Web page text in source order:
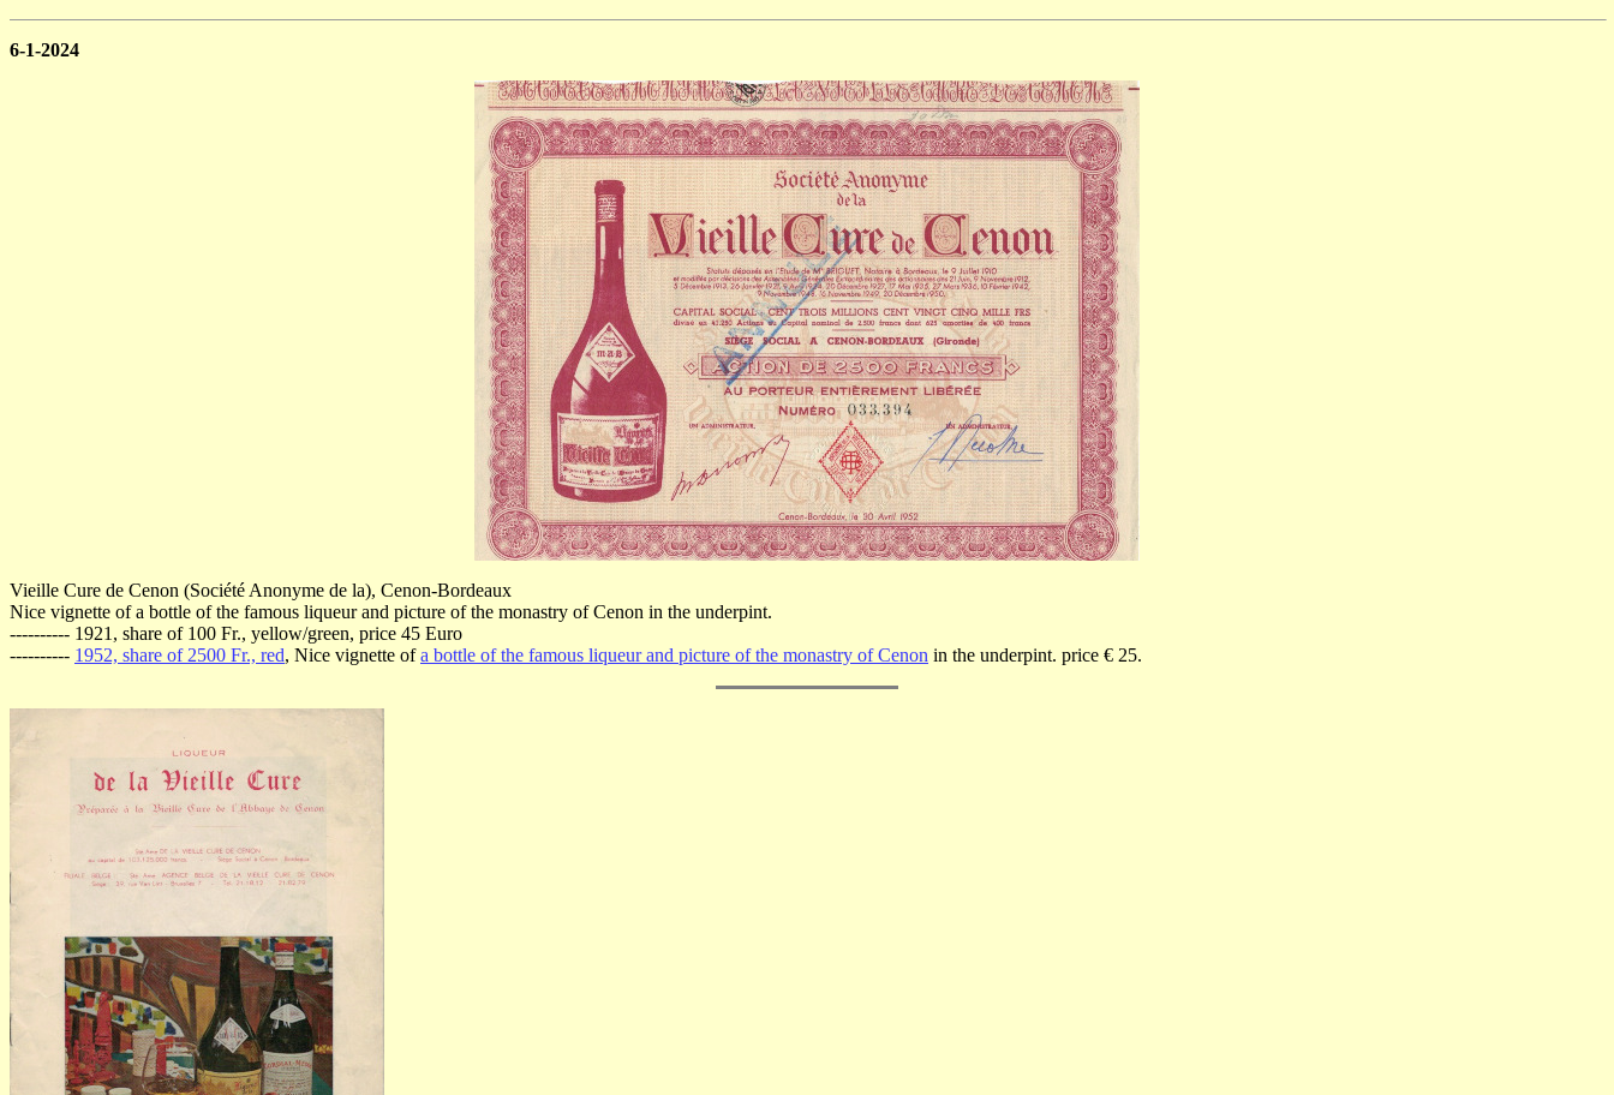
6-1-2024
Vieille Cure de Cenon (Société Anonyme de la), Cenon-Bordeaux
Nice vignette of a bottle of the famous liqueur and picture of the monastry of Cenon in the underpint.
---------- 1921, share of 100 Fr., yellow/green, price 45 Euro
---------- 1952, share of 2500 Fr., red, Nice vignette ofa bottle of the famous liqueur and picture of the monastry of Cenon in the underpint. price € 25.